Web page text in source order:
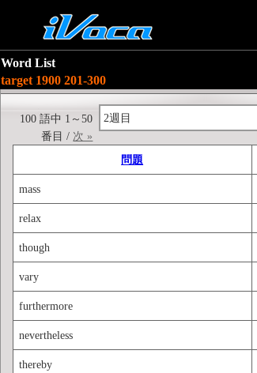
Word List
target 1900 201-300
2週目
100 語中 1～50
番目 / 次 »
問題
mass
relax
though
vary
furthermore
nevertheless
thereby